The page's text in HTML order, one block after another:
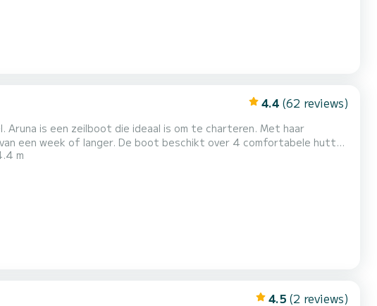
4.4 (62 reviews)
Aruna is een zeilboot die ideaal is om te charteren. Met haar
over 4 comfortabele hutten
van 55 PK is het schip de ideale metgezel voor een
m
4.5 (2 reviews)